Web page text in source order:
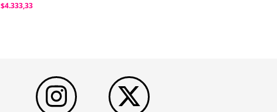
$4.333,33